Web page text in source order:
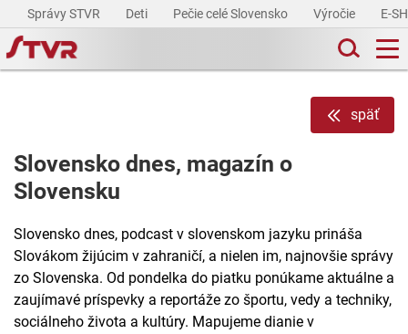
Správy STVR Deti Pečie celé Slovensko Výročie E-
späť
Slovensko dnes, magazín o
Slovensku
Slovensko dnes, podcast v slovenskom jazyku prináša
Slovákom žijúcim v zahraničí, a nielen im, najnovšie správy
zo Slovenska. Od pondelka do piatku ponúkame aktuálne a
zaujímavé príspevky a reportáže zo športu, vedy a techniky,
sociálneho života a kultúry. Mapujeme dianie v